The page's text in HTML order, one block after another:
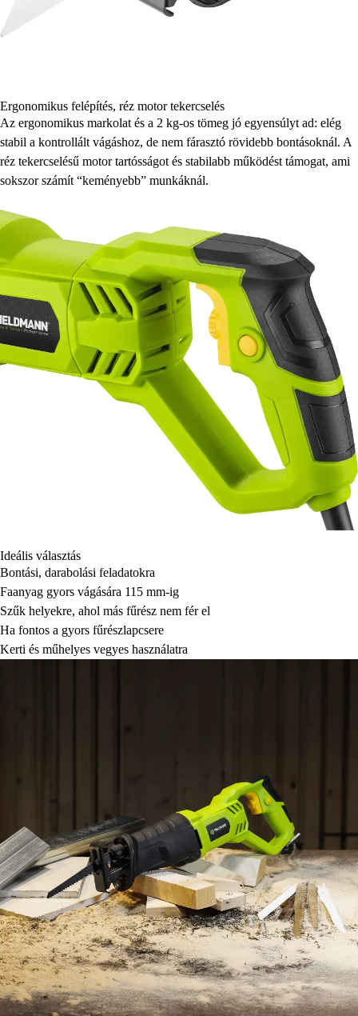
Ergonomikus felépítés, réz motor tekercselés
Az ergonomikus markolat és a 2 kg-os tömeg jó egyensúlyt ad: elég
stabil a kontrollált vágáshoz, de nem fárasztó rövidebb bontásoknál. A
réz tekercselésű motor tartósságot és stabilabb működést támogat, ami
sokszor számít “keményebb” munkáknál.
Ideális választás
Bontási, darabolási feladatokra
Faanyag gyors vágására 115 mm-ig
Szűk helyekre, ahol más fűrész nem fér el
Ha fontos a gyors fűrészlapcsere
Kerti és műhelyes vegyes használatra